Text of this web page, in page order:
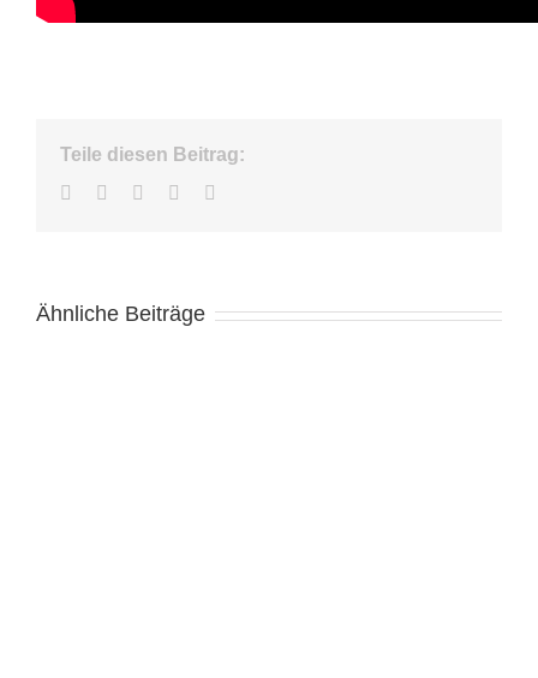
Teile diesen Beitrag:
Facebook
TwitterLinkedInWhatsApp
Ähnliche Beiträge